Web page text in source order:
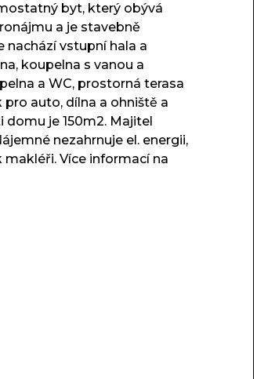
byt, který obývá
a je stavebně
nachází vstupní hala a
koupelna s vanou a
a WC, prostorná terasa
auto, dílna a ohniště a
je 150m2. Majitel
nezahrnuje el. energii,
Více informací na